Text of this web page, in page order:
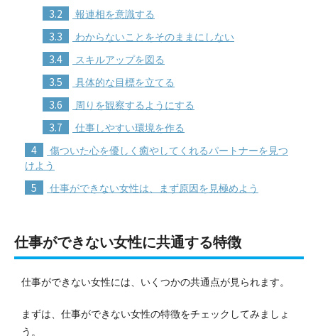
3.2 報連相を意識する
3.3 わからないことをそのままにしない
3.4 スキルアップを図る
3.5 具体的な目標を立てる
3.6 周りを観察するようにする
3.7 仕事しやすい環境を作る
4
傷ついた心を優しく癒やしてくれるパートナーを見つ
けよう
5 仕事ができない女性は、まず原因を見極めよう
仕事ができない女性に共通する特徴
仕事ができない女性には、いくつかの共通点が見られます。
まずは、仕事ができない女性の特徴をチェックしてみましょ
う。